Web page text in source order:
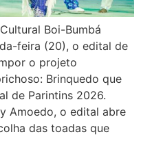
Boi-Bumbá
feira (20), o edital de
o projeto
Brinquedo que
de Parintins 2026.
Amoedo, o edital abre
das toadas que